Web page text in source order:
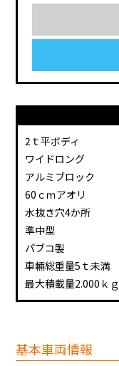
2ｔ平ボディ
ワイドロング
アルミブロック
60ｃｍアオリ
水抜き穴4か所
準中型
パブコ製
車輛総重量5ｔ未満
最大積載量2.000ｋｇ
基本車両情報